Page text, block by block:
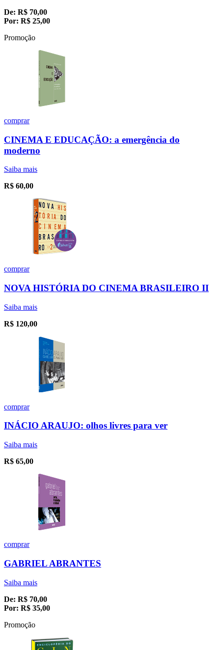
De: R$ 70,00
Por: R$ 25,00
Promoção
comprar
CINEMA E EDUCAÇÃO: a emergência do
moderno
Saiba mais
R$ 60,00
comprar
NOVA HISTÓRIA DO CINEMA BRASILEIRO II
Saiba mais
R$ 120,00
comprar
INÁCIO ARAUJO: olhos livres para ver
Saiba mais
R$ 65,00
comprar
GABRIEL ABRANTES
Saiba mais
De: R$ 70,00
Por: R$ 35,00
Promoção